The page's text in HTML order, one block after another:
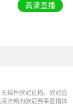
高清直播
插件欧冠直播，欧冠直
流畅的欧冠赛事直播体